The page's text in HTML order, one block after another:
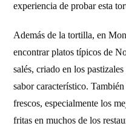
experiencia de probar esta
Además de la tortilla, en
encontrar platos típicos de
salés, criado en los
sabor característico.
frescos, especialmente los
fritas en muchos de los